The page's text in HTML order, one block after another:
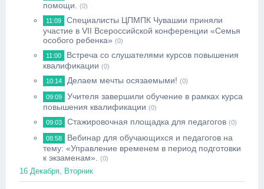
помощи.
(0)
11:09
Специалисты ЦПМПК Чувашии приняли
участие в VII Всероссийской конференции «Семья
особого ребенка» (0)
11:00
Встреча со слушателями курсов повышения
квалификации (0)
10:14 Делаем мечты осязаемыми! (0)
09:09
Учителя завершили обучение в рамках курса
повышения квалификации (0)
09:03 Стажировочная площадка для педагогов (0)
08:58
Вебинар для обучающихся и педагогов на
тему: «Управление временем в период подготовки
к экзаменам».
(0)
16 Декабря, Вторник